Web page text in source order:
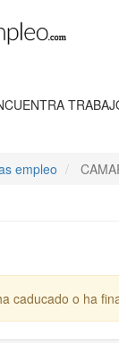
empleo
caducado o ha